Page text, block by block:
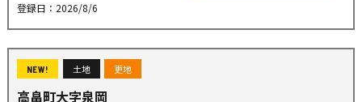
登録日：2026/8/6
NEW! 土地 更地
高畠町大字泉岡